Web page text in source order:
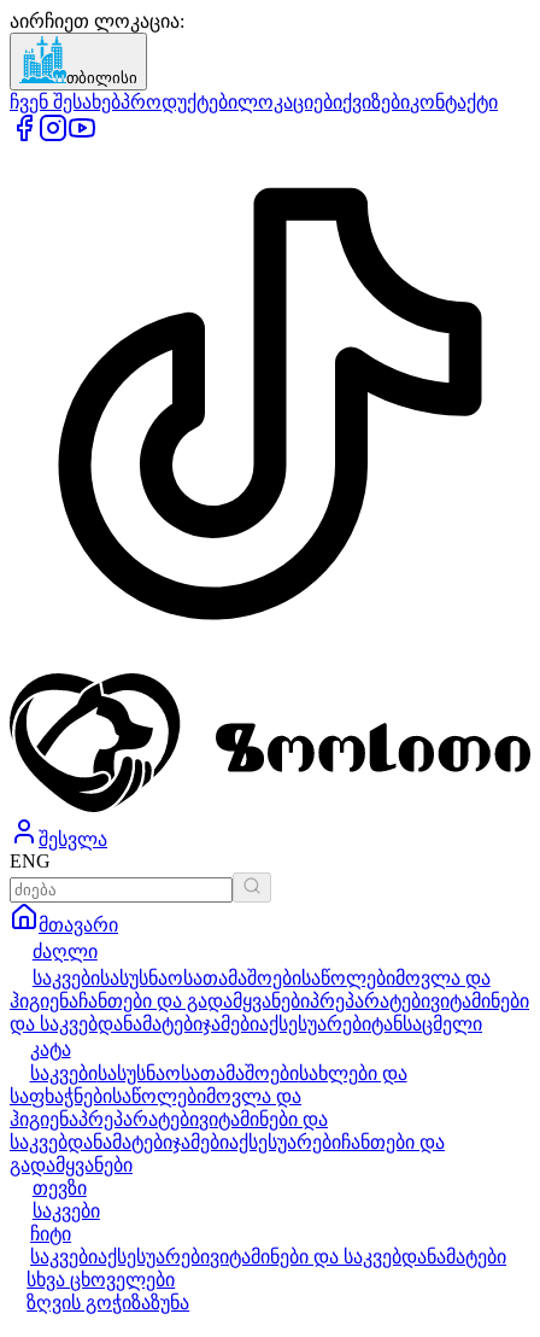
აირჩიეთ ლოკაცია:
თბილისი
ჩვენ შესახებპროდუქტებილოკაციებიქვიზებიკონტაქტი
შესვლა
ENG
მთავარი
ძაღლი
საკვებისასუსნაოსათამაშოებისაწოლებიმოვლა და
ჰიგიენაჩანთები და გადამყვანებიპრეპარატებივიტამინები
და საკვებდანამატებიჯამებიაქსესუარებიტანსაცმელი
კატა
საკვებისასუსნაოსათამაშოებისახლები და
საფხაჭნებისაწოლებიმოვლა და
ჰიგიენაპრეპარატებივიტამინები და
საკვებდანამატებიჯამებიაქსესუარებიჩანთები და
გადამყვანები
თევზი
საკვები
ჩიტი
საკვებიაქსესუარებივიტამინები და საკვებდანამატები
სხვა ცხოველები
ზღვის გოჭიზაზუნა